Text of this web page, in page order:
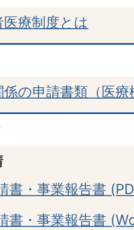
療制度とは
の申請書類（医
書・事業報告書
書・事業報告書